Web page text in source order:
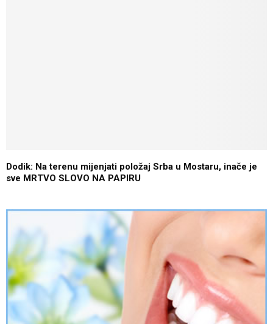
Dodik: Na terenu mijenjati položaj Srba u Mostaru, inače je
sve MRTVO SLOVO NA PAPIRU